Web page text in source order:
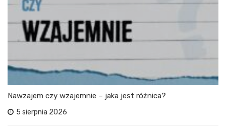
Nawzajem czy wzajemnie – jaka jest różnica?
5 sierpnia 2026